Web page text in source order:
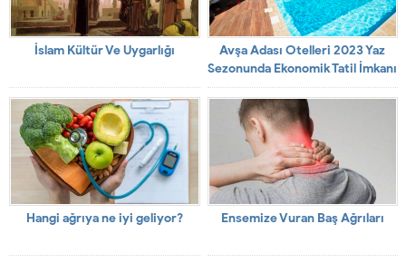
İslam Kültür Ve Uygarlığı
Avşa Adası Otelleri 2023 Yaz
Sezonunda Ekonomik Tatil İmkanı
Sunuyor
Hangi ağrıya ne iyi geliyor? Ensemize Vuran Baş Ağrıları